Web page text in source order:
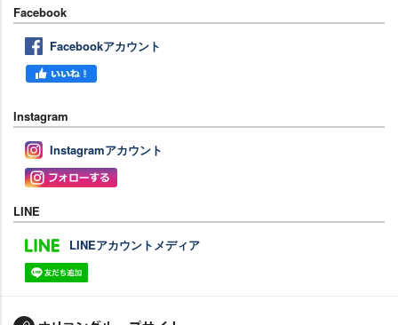
Facebook
Facebookアカウント
Instagram
Instagramアカウント
LINE
LINEアカウントメディア